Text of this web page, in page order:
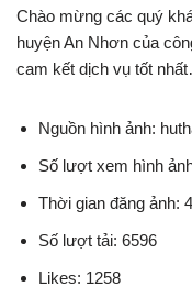
Chào mừng các quý
huyện An Nhơn của
cam kết dịch vụ tốt
Nguồn hình ảnh:
Số lượt xem hình
Thời gian đăng ảnh:
Số lượt tải: 6596
Likes: 1258